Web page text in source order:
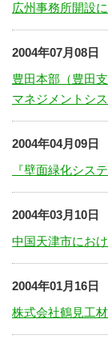
広州事務所開設
2004年07月08日
豊田本部（豊田
マネジメントシ
2004年04月09日
『壁面緑化シス
2004年03月10日
中国天津市にお
2004年01月16日
株式会社鶴見工